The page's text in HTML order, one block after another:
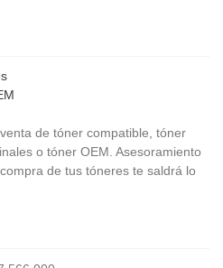
de tóner compatible, tóner
o tóner OEM. Asesoramiento
de tus tóneres te saldrá lo